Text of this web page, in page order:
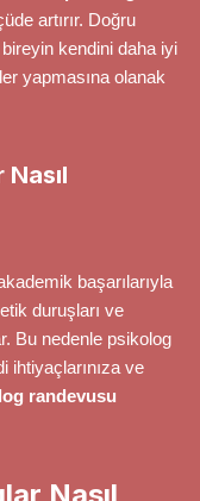
artırır. Doğru
kendini daha iyi
yapmasına olanak
başarılarıyla
duruşları ve
Bu nedenle psikolog
ihtiyaçlarınıza ve
randevusu